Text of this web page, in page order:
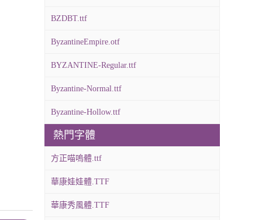
BZDBT.ttf
ByzantineEmpire.otf
BYZANTINE-Regular.ttf
Byzantine-Normal.ttf
Byzantine-Hollow.ttf
熱門字體
方正喵嗚體.ttf
華康娃娃體.TTF
華康秀風體.TTF